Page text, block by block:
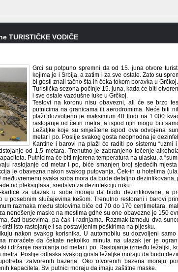
TURISTIČKE VODIČE
Grci su potpuno spremni da od 15. juna otvore
kojima je i Srbija, a zatim i za sve ostale. Zato su
bi gosti znali tačno šta ih čeka tokom boravka u Grčkoj.
Turistička sezona počinje 15. juna, kada će biti
i sve ostale vazdušne luke u Grčkoj.
Testovi na koronu nisu obavezni, ali će se brzo
putnicima na granicama ili aerodromima. Neće biti
plaži dozvoljeno je maksimum 40 ljudi na 1.000
rastojanje od četiri metra, a ispod njih mogu biti
Ležaljke koje su smještene ispod dva odvojena
metar i po. Poslije svakog gosta neophodna je
Kantine i barovi na plaži će raditi po sistemu
od 1,5 metara. Trenutno je zabranjeno točenje
Putnicima će biti mjerena temperatura na ulasku, a
rastojanje od metar i po, biće smanjen broj sjedećih
je obavezna nakon svakog putovanja. Ček-in u hotelima
međuvremenu svaka soba mora da bude detaljno dezinfikovana,
od pleksiglasa, sredstvo za dezinfekciju ruku.
kartice za ulazak u sobe moraju da budu dezinfikovane, a
u posebnim slučajevima kešom. Trenutno restorani i barovi
razmaka među stolovima biće od 70 do 170 centimetara,
nenošenje maske na mestima gdhe su one obavezne je 150
šatl-busevima, pa čak i radnjama. Razmak između dva
drži isto rastojanje i sa postavljenim peškirima na pijesku.
nakon svakog korisnika. U automobilu su dozvoljeni
moraćete da čekate nekoliko minuta na ulazak jer je
i držanje rastojanja od metar i po. Rastojanje između ležaljki,
Poslije odlaska svakog gosta ležaljke moraju da budu
zatvorenih bazena. Oko otvorenih bazena moraju
kapaciteta. Svi putnici moraju da imaju zaštitne maske.